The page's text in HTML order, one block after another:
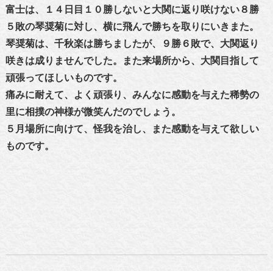
富士は、１４日目１０勝しないと大関に返り咲けない８勝
５敗の琴奨菊に対し、横に飛んで勝ちを取りにいきまた。
琴奨菊は、千秋楽は勝ちましたが、９勝６敗で、大関返り
咲きは成りませんでした。また来場所から、大関目指して
頑張ってほしいものです。
痛みに耐えて、よく頑張り、みんなに感動を与えた稀勢の
里に相撲の神様が微笑んだのでしょう。
５月場所に向けて、怪我を治し、また感動を与えて欲しい
ものです。